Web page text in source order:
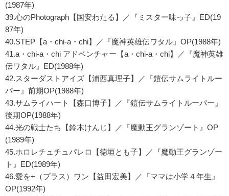
(1987年)
39.心のPhotograph【国安わたる】／『ミスター味っ子』ED(19
87年)
40.STEP【a・chi-a・chi】／『魔神英雄伝ワタル』OP(1988年)
41.a・chi-a・chi アドベンチャー【a・chi-a・chi】／『魔神英雄
伝ワタル』ED(1988年)
42.スターダストアイズ【浦西真理子】／『鎧伝サムライトルー
パー』前期OP(1988年)
43.サムライハート【森口博子】／『鎧伝サムライトルーパー』
後期OP(1988年)
44.光の戦士たち【鈴木けんじ】／『魔動王グランゾート』OP
(1989年)
45.ホロレチュチュパレロ【徳垣とも子】／『魔動王グランゾー
ト』ED(1989年)
46.愛を+（プラス）ワン【益田宏美】／『ママは小学４年生』
OP(1992年)